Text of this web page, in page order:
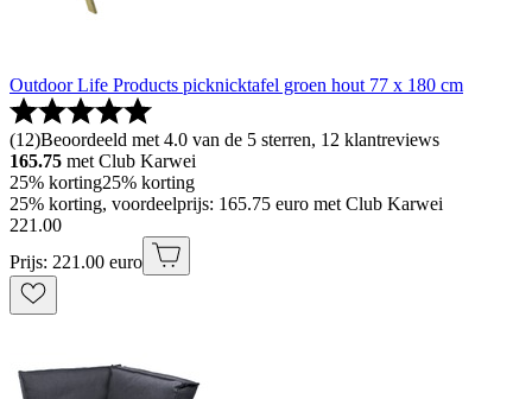
Outdoor Life Products picknicktafel groen hout 77 x 180 cm
(12)Beoordeeld met 4.0 van de 5 sterren, 12 klantreviews
165.75 met Club Karwei
25% korting25% korting
25% korting, voordeelprijs: 165.75 euro met Club Karwei
221 .00
Prijs: 221.00 euro